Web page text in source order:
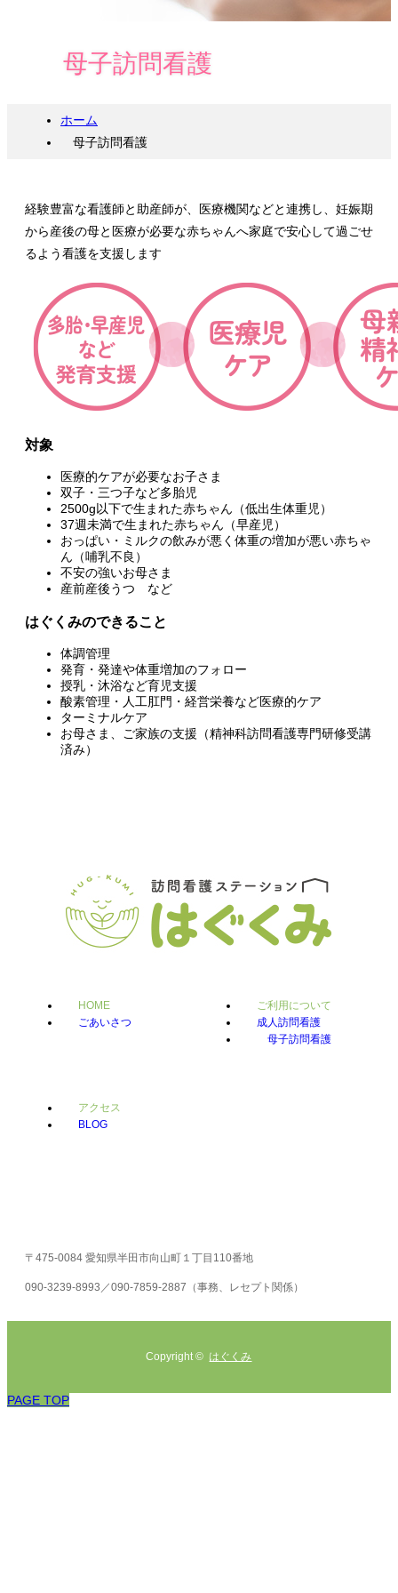
母子訪問看護
ホーム
母子訪問看護
経験豊富な看護師と助産師が、医療機関などと連携し、妊娠期
から産後の母と医療が必要な赤ちゃんへ家庭で安心して過ごせ
るよう看護を支援します
対象
医療的ケアが必要なお子さま
双子・三つ子など多胎児
2500g以下で生まれた赤ちゃん（低出生体重児）
37週未満で生まれた赤ちゃん（早産児）
おっぱい・ミルクの飲みが悪く体重の増加が悪い赤ちゃ
ん（哺乳不良）
不安の強いお母さま
産前産後うつ など
はぐくみのできること
体調管理
発育・発達や体重増加のフォロー
授乳・沐浴など育児支援
酸素管理・人工肛門・経営栄養など医療的ケア
ターミナルケア
お母さま、ご家族の支援（精神科訪問看護専門研修受講
済み）
HOME
ごあいさつ
ご利用について
成人訪問看護
母子訪問看護
アクセス
BLOG
〒475-0084 愛知県半田市向山町１丁目110番地
090-3239-8993／090-7859-2887（事務、レセプト関係）
Copyright © はぐくみ
PAGE TOP